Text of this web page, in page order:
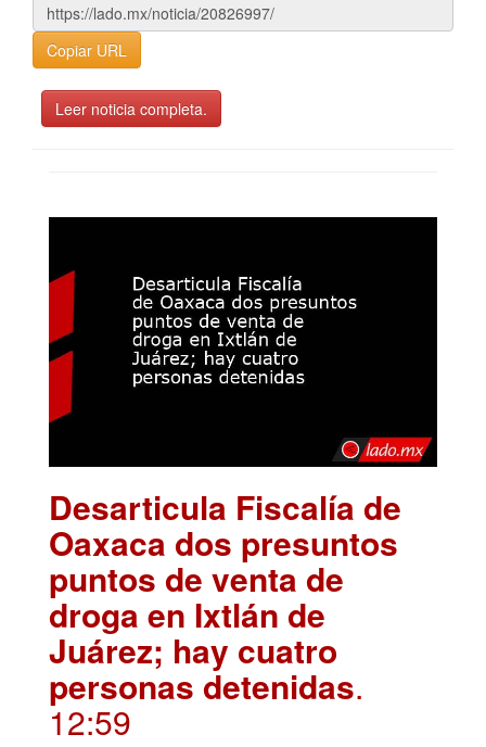
Copiar URL
Leer noticia completa.
Desarticula Fiscalía de
Oaxaca dos presuntos
puntos de venta de
droga en Ixtlán de
Juárez; hay cuatro
personas detenidas.
12:59